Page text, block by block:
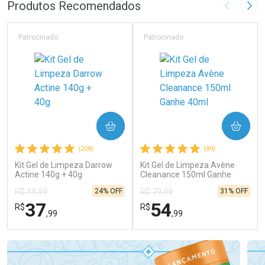
Comprar sem Desconto
Por Menos
Comprar sem Desconto
Produtos Recomendados Imagem
(208)
Kit Gel de Limpeza Darrow
Actine 140g + 40g
Patrocinado
R$ 49,99
R$37,99
24% OFF
COMPRAR
FECHAR
Laboratório
FECHAR
(89)
Kit Gel de Limpeza Avène
Cleanance 150ml Ganhe
Patrocinado
R$ 79,99
R$54,99
31% OFF
COMPRAR
Laboratório